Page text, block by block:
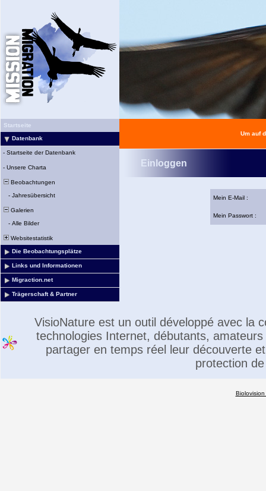
Startseite
Datenbank
- Startseite der Datenbank
- Unsere Charta
Beobachtungen
- Jahresübersicht
Galerien
- Alle Bilder
Websitestatistik
Die Beobachtungsplätze
Links und Informationen
Migraction.net
Trägerschaft & Partner
Um auf
Einloggen
Mein E-Mail :
Mein Passwort :
VisioNature est un outil développé avec la
technologies Internet, débutants,
partager en temps réel leur découverte
protection
Biolovision